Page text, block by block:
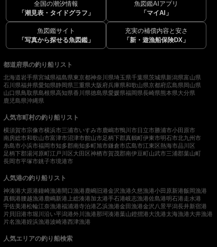
全国の潮汐情報
「潮見表・タイドグラフ」
魚図鑑AIアプリ
「マイAI」
魚図鑑サイト
「写真から探せる魚図鑑」
充実の補償内容と安さ
「新・遊漁船保険DX」
都道府県の釣り船リスト
北海道岩手県宮城県福島県東京都神奈川県埼玉県千葉県茨城県新潟県富山県
石川県福井県愛知県静岡県三重県大阪府兵庫県和歌山県京都府広島県岡山県
山口県鳥取県島根県高知県香川県徳島県愛媛県福岡県長崎県熊本県大分県
鹿児島県沖縄県
人気市町村の釣り船リスト
横須賀市宗像市横浜市三浦市いすみ市鹿嶋市鴨川市日立市勝浦市小田原市
南房総市和歌山市富津市沼津市館山市足柄下郡真鶴町伊東市明石市北九州市
糸島市小浜市福岡市知多郡南知多町旭市鎌倉市広島市江東区熱海市品川区
足柄下郡湯河原町江戸川区大田区神栖市賀茂郡南伊豆町山武市三浦郡葉山町
長岡市平塚市銚子市境港市
人気港の釣り船リスト
神湊港大原港鐘崎漁港間口漁港 鹿嶋旧港金沢漁港久慈漁港小田原新港飯岡漁港
真鶴港腰越漁港 鹿嶋新港 上総湊港加太港手石港岐志漁港佐島港明石港走水港
宇佐美港松輪江奈漁港福浦港寺泊港乙浜漁港金田漁港金沢八景平潟長井新宿港
片貝旧港市堀川沿い平潟港外川漁港那珂湊港葉山鐙摺港大洗港太海漁港大井漁港
片名漁港姪浜漁港波崎港西津漁港
人気エリアの釣り船検索